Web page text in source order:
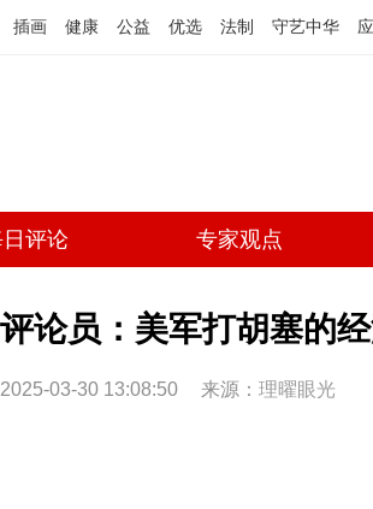
插画 健康 公益 优选 法制 守艺中华
评论 专家观点
评论员：美军打胡塞的
2025-03-30 13:08:50 来源： 理曜眼光